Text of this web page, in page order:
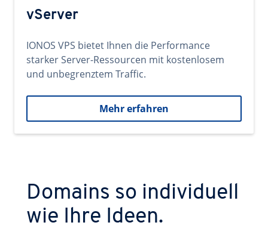
vServer
IONOS VPS bietet Ihnen die Performance
starker Server-Ressourcen mit kostenlosem
und unbegrenztem Traffic.
Mehr erfahren
Domains so individuell
wie Ihre Ideen.